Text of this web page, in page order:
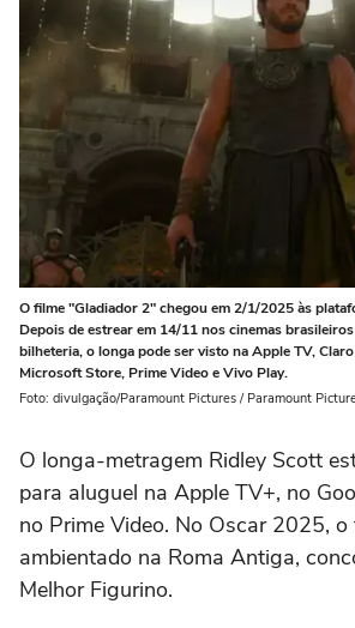
O filme "Gladiador 2" chegou em 2/1/2025 às
Depois de estrear em 14/11 nos cinemas
bilheteria, o longa pode ser visto na Apple TV,
Microsoft Store, Prime Video e Vivo Play.
Foto: divulgação/Paramount Pictures / Paramount
O longa-metragem Ridley Scott
para aluguel na Apple TV+, no
no Prime Video. No Oscar 2025, o
ambientado na Roma Antiga,
Melhor Figurino.